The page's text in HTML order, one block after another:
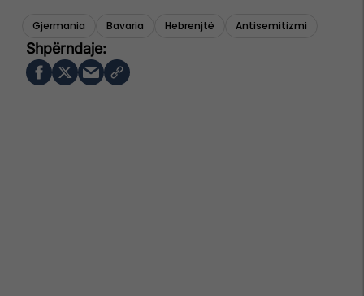
Gjermania Bavaria Hebrenjtë Antisemitizmi